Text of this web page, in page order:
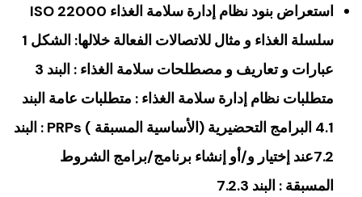
استعراض بنود نظام إدارة سلامة الغذاء ISO 22000
سلسلة الغذاء و مثال للاتصالات الفعالة خلالها: الشكل 1
عبارات و تعاريف و مصطلحات سلامة الغذاء : البند 3
متطلبات نظام إدارة سلامة الغذاء : متطلبات عامة البند
4.1 البرامج التحضيرية (الأساسية المسبقة ) PRPs : البند
7.2عند إختيار و/أو إنشاء برنامج/برامج الشروط
المسبقة : البند 7.2.3